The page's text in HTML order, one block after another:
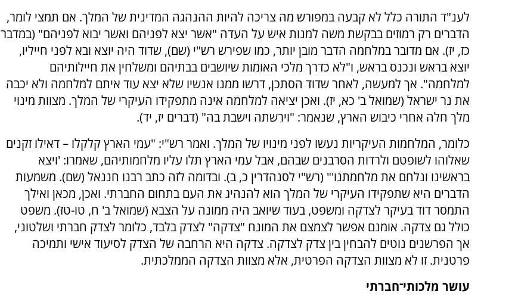
לענ"ד התורה כלל לא קבעה במפורש מה צריכה להיות ההנהגה המדינית של המלך. אם תמצי לומר,
הדברים רק רמוזים בבקשת משה למנות איש על העדה "אשר יצא לפניהם ואשר יבוא לפניהם" (במדבר
כז, יז). אם מדובר במלחמה הדבר מובן יותר, כמו שפירש רש"י (שם), שדוד היה יוצא ובא לפני חייליו,
יוצא בראש ונכנס בראש, ו"לא כדרך מלכי האומות שיושבים בבתיהם ומשלחין את חיילותיהם
למלחמה". אך למעשה, לאחר שדוד הסתכן, דרשו ממנו אנשיו שלא יצא עוד איתם למלחמה ולא יכבה
את נר ישראל (שמואל ב' כא, יז). ואכן יציאה למלחמה אינה מתפקידו העיקרי של המלך. מצוות מינוי
מלך חלה אחרי כיבוש הארץ, שנאמר: "וירִשתה וישבת בה" (דברים יז, יד).
כלומר, המלחמות העיקריות נעשו לפני מינויו של המלך. ואמר רש"י: "עמי הארץ קלקלו – דאילו זקנים
שאלוהו לשופטם ולרדות הסרבנים שבהם, אבל עמי הארץ תלו עליו מלחמותיהם, שאמרו: 'ויצא
בראשינו ונלחם את מלחמתנו'" (רש"י לסנהדרין כ, ב). ובדומה לזה כתב רבנו חננאל (שם). משמעות
הדברים היא שתפקידו העיקרי של המלך הוא להנהיג את העם בתחום החברתי. ואכן, מכאן ואילך
התמסר דוד בעיקר לצדקה ומשפט, בעוד שיואב היה ממונה על הצבא (שמואל ב' ח, טו-טז). משפט
כולל גם צדקה. אומנם אפשר לצמצם את המונח "צדקה" לצדק בלבד, כלומר לצדק חברתי ושלטוני,
אך הפרשנים נוטים להבחין בין צדק לצדקה. צדקה היא הרחבה של הצדק לסיעוד אישי ותמיכה
פרטנית. זו לא מצוות הצדקה הפרטית, אלא מצוות הצדקה הממלכתית.
עושר מלכותי־חברתי